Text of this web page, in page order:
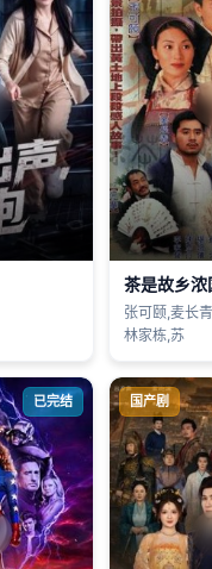
茶是故乡浓
张可颐,麦长
林家栋,苏
已完结 国产剧